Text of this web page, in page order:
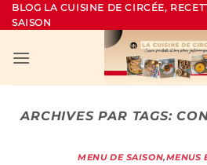
Passer
au
BLOG LA CUISINE DE CIRCÉE,
SAISON
ARCHIVES PAR TAGS:
MENU DE SAISON,MENUS